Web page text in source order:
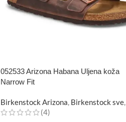
052533 Arizona Habana Uljena koža
Narrow Fit
Birkenstock Arizona, Birkenstock sve,
(4)